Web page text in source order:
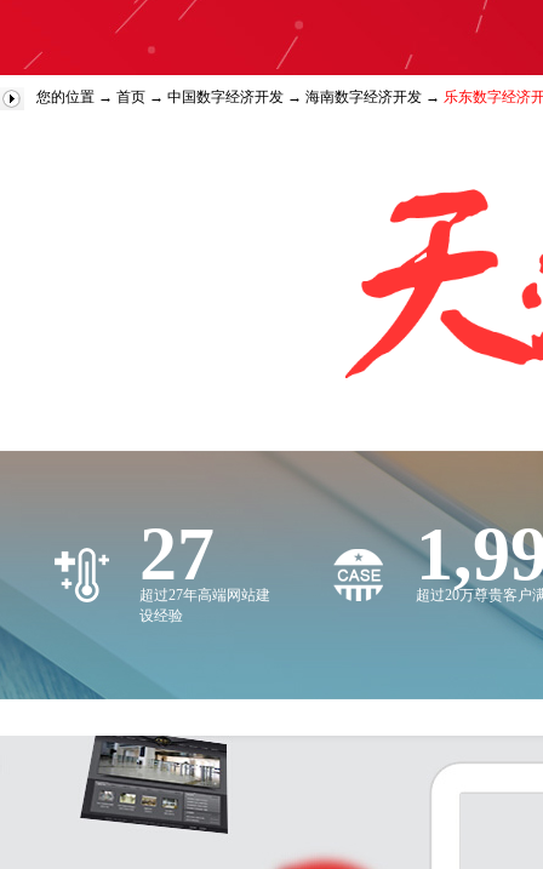
您的位置 → 首页 → 中国数字经济开发 → 海南数字经济开发 → 乐东数字经济
27
超过27年高端网站建
设经验
超过20万尊贵客户